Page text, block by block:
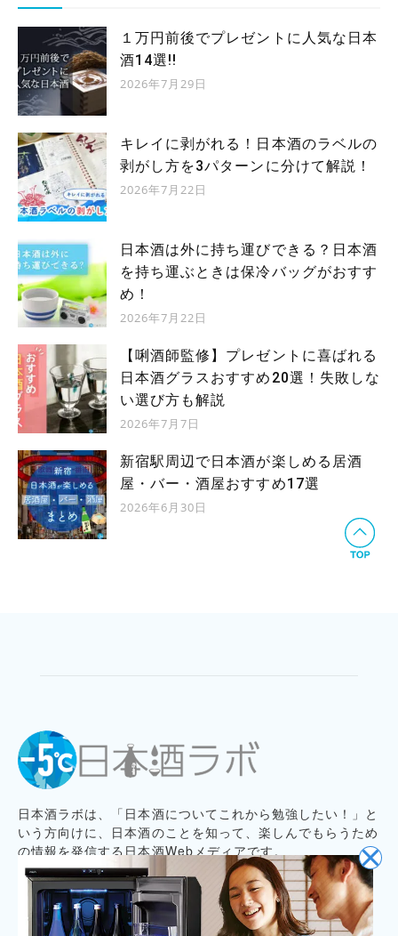
１万円前後でプレゼントに人気な日本
酒14選!!
2026年7月29日
キレイに剥がれる！日本酒のラベルの
剥がし方を3パターンに分けて解説！
2026年7月22日
日本酒は外に持ち運びできる？日本酒
を持ち運ぶときは保冷バッグがおすす
め！
2026年7月22日
【唎酒師監修】プレゼントに喜ばれる
日本酒グラスおすすめ20選！失敗しな
い選び方も解説
2026年7月7日
新宿駅周辺で日本酒が楽しめる居酒
屋・バー・酒屋おすすめ17選
2026年6月30日
日本酒ラボは、「日本酒についてこれから勉強したい！」と
いう方向けに、日本酒のことを知って、楽しんでもらうため
の情報を発信する日本酒Webメディアです。